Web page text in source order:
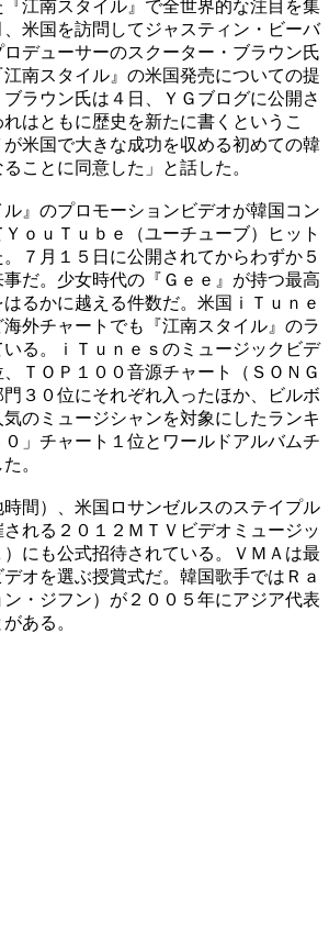
江南スタイル』で全世界的な注目を集
米国を訪問してジャスティン・ビーバ
デューサーのスクーター・ブラウン氏
南スタイル』の米国発売についての提
ラウン氏は４日、ＹＧブログに公開さ
はともに歴史を新たに書くというこ
米国で大きな成功を収める初めての韓
ことに同意した」と話した。
』のプロモーションビデオが韓国コン
ｏｕＴｕｂｅ（ユーチューブ）ヒット
７月１５日に公開されてからわずか５
だ。少女時代の『Ｇｅｅ』が持つ最高
るかに越える件数だ。米国ｉＴｕｎｅ
海外チャートでも『江南スタイル』のラ
る。ｉＴｕｎｅｓのミュージックビデ
ＴＯＰ１００音源チャート（ＳＯＮＧ
３０位にそれぞれ入ったほか、ビルボ
のミュージシャンを対象にしたランキ
」チャート１位とワールドアルバムチ
。
時間）、米国ロサンゼルスのステイプル
れる２０１２ＭＴＶビデオミュージッ
にも公式招待されている。ＶＭＡは最
オを選ぶ授賞式だ。韓国歌手ではＲａ
ン・ジフン）が２００５年にアジア代表
ある。